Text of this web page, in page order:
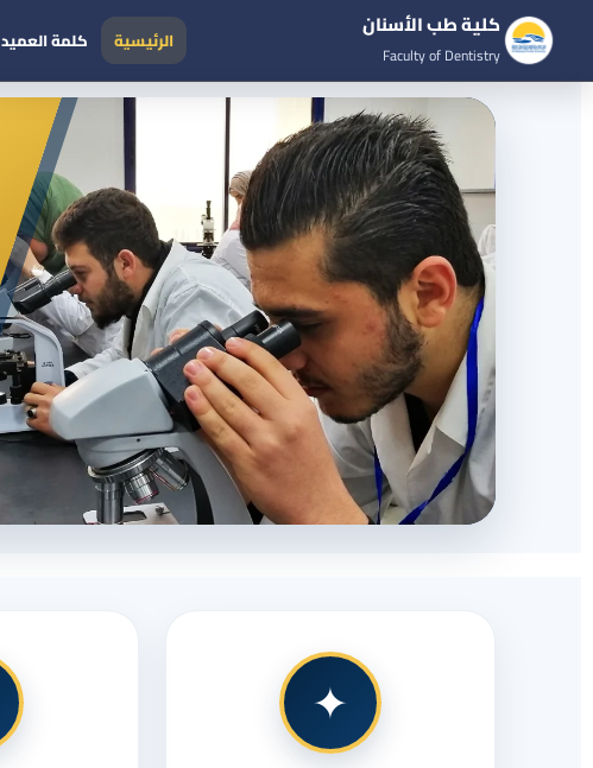
كلية طب الأسنان
Faculty of Dentistry
الرئيسية كلمة العميد
✦